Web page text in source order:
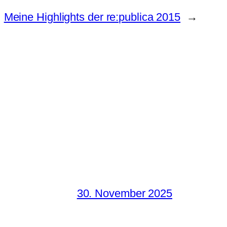
Meine Highlights der re:publica 2015 →
30. November 2025